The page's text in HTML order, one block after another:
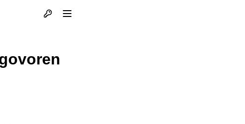
Otvori profil